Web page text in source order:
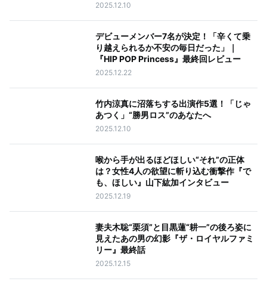
2025.12.10
デビューメンバー7名が決定！「辛くて乗
り越えられるか不安の毎日だった」｜
『HIP POP Princess』最終回レビュー
2025.12.22
竹内涼真に沼落ちする出演作5選！「じゃ
あつく」“勝男ロス”のあなたへ
2025.12.10
喉から手が出るほどほしい“それ”の正体
は？女性4人の欲望に斬り込む衝撃作『で
も、ほしい』山下紘加インタビュー
2025.12.19
妻夫木聡“栗須”と目黒蓮“耕一”の後ろ姿に
見えたあの男の幻影『ザ・ロイヤルファミ
リー』最終話
2025.12.15